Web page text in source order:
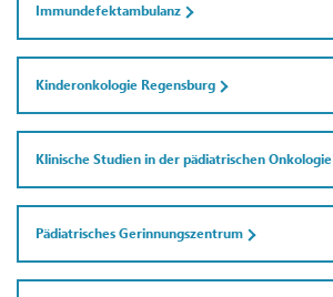
Immundefektambulanz
Kinderonkologie Regensburg
Klinische Studien in der pädiatrischen Onkologie
Pädiatrisches Gerinnungszentrum